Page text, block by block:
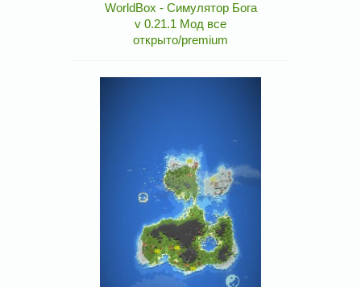
WorldBox - Симулятор Бога
v 0.21.1 Мод все
открыто/premium